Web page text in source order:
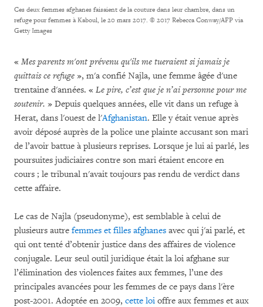
Ces deux femmes afghanes faisaient de la couture dans leur chambre, dans un
refuge pour femmes à Kaboul, le 20 mars 2017. © 2017 Rebecca Conway/AFP via
Getty Images
« Mes parents m'ont prévenu qu'ils me tueraient si jamais je
quittais ce refuge », m'a confié Najla, une femme âgée d'une
trentaine d'années. « Le pire, c’est que je n’ai personne pour me
soutenir. » Depuis quelques années, elle vit dans un refuge à
Herat, dans l'ouest de l'Afghanistan. Elle y était venue après
avoir déposé auprès de la police une plainte accusant son mari
de l’avoir battue à plusieurs reprises. Lorsque je lui ai parlé, les
poursuites judiciaires contre son mari étaient encore en
cours ; le tribunal n'avait toujours pas rendu de verdict dans
cette affaire.
Le cas de Najla (pseudonyme), est semblable à celui de
plusieurs autre femmes et filles afghanes avec qui j'ai parlé, et
qui ont tenté d’obtenir justice dans des affaires de violence
conjugale. Leur seul outil juridique était la loi afghane sur
l’élimination des violences faites aux femmes, l’une des
principales avancées pour les femmes de ce pays dans l'ère
post-2001. Adoptée en 2009, cette loi offre aux femmes et aux